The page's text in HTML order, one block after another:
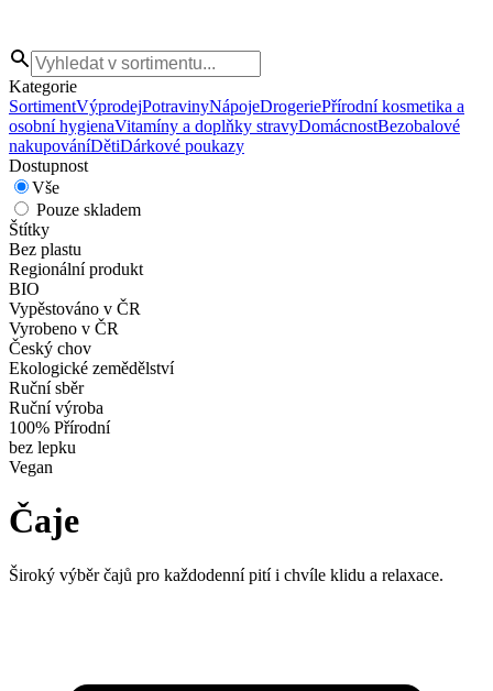
Kategorie
SortimentVýprodejPotravinyNápojeDrogeriePřírodní kosmetika a
osobní hygienaVitamíny a doplňky stravyDomácnostBezobalové
nakupováníDětiDárkové poukazy
Dostupnost
Vše
Pouze skladem
Štítky
Bez plastu
Regionální produkt
BIO
Vypěstováno v ČR
Vyrobeno v ČR
Český chov
Ekologické zemědělství
Ruční sběr
Ruční výroba
100% Přírodní
bez lepku
Vegan
Čaje
Široký výběr čajů pro každodenní pití i chvíle klidu a relaxace.